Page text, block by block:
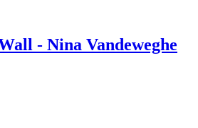
- Nina Vandeweghe